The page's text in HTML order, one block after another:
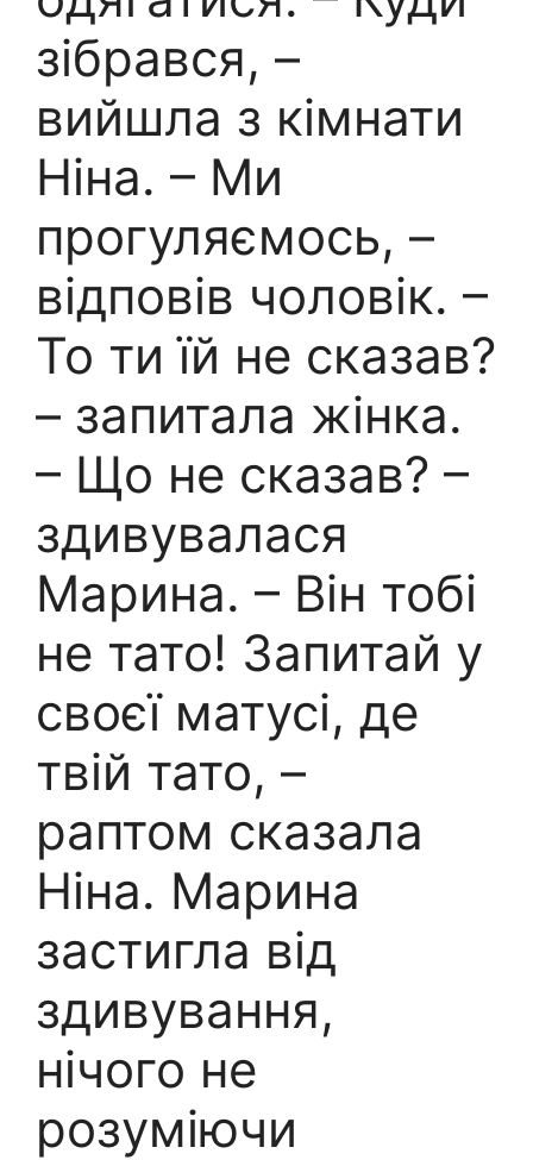
зібрався, –
вийшла з кімнати
Ніна. – Ми
прогуляємось, –
відповів чоловік. –
То ти їй не сказав?
– запитала жінка.
– Що не сказав? –
здивувалася
Марина. – Він тобі
не тато! Запитай у
своєї матусі, де
твій тато, –
раптом сказала
Ніна. Марина
застигла від
здивування,
нічого не
розуміючи